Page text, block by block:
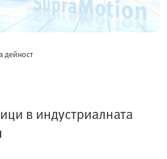
дейност
в индустриалната